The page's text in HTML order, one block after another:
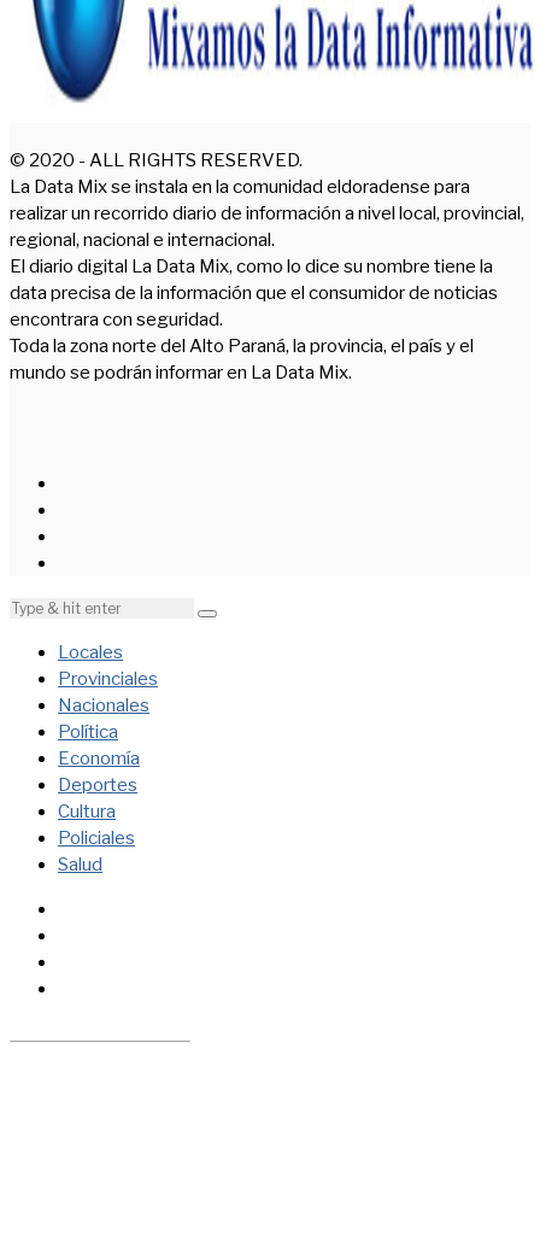
© 2020 - ALL RIGHTS RESERVED.
La Data Mix se instala en la comunidad eldoradense para
realizar un recorrido diario de información a nivel local, provincial,
regional, nacional e internacional.
El diario digital La Data Mix, como lo dice su nombre tiene la
data precisa de la información que el consumidor de noticias
encontrara con seguridad.
Toda la zona norte del Alto Paraná, la provincia, el país y el
mundo se podrán informar en La Data Mix.
Locales
Provinciales
Nacionales
Política
Economía
Deportes
Cultura
Policiales
Salud